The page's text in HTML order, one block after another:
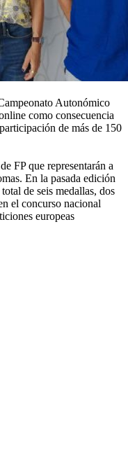
Autonómico
como consecuencia
de más de 150
FP que representarán a
En la pasada edición
de seis medallas, dos
el concurso nacional
europeas